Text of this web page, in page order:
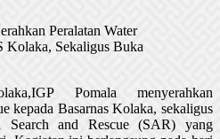
Peralatan Water
Sekaligus Buka
Pomala menyerahkan
kepada Basarnas Kolaka, sekaligus
Search and Rescue (SAR) yang